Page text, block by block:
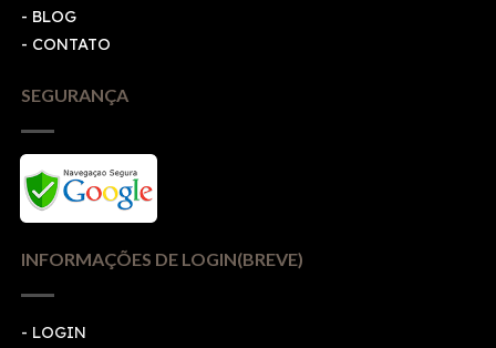
- BLOG
- CONTATO
SEGURANÇA
INFORMAÇÕES DE LOGIN(BREVE)
- LOGIN